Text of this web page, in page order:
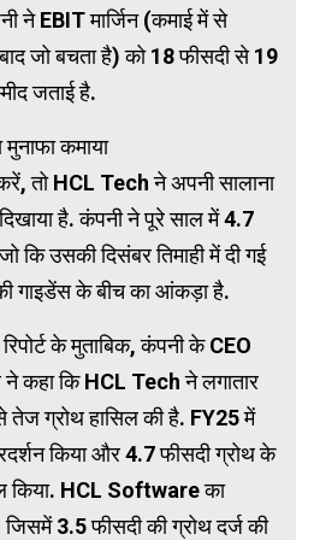
ने EBIT मार्जिन (कमाई में से
जो बचता है) को 18 फीसदी से 19
जताई है.
कमाया
तो HCL Tech ने अपनी सालाना
है. कंपनी ने पूरे साल में 4.7
कि उसकी दिसंबर तिमाही में दी गई
गाइडेंस के बीच का आंकड़ा है.
के मुताबिक, कंपनी के CEO
कहा कि HCL Tech ने लगातार
तेज ग्रोथ हासिल की है. FY25 में
किया और 4.7 फीसदी ग्रोथ के
किया. HCL Software का
3.5 फीसदी की ग्रोथ दर्ज की